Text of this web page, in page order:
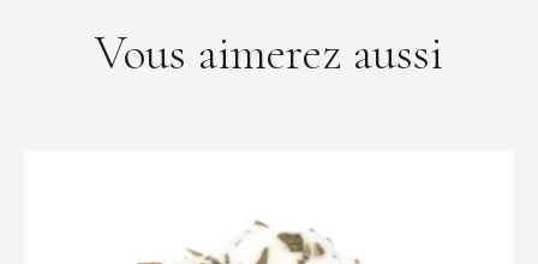
Vous aimerez aussi